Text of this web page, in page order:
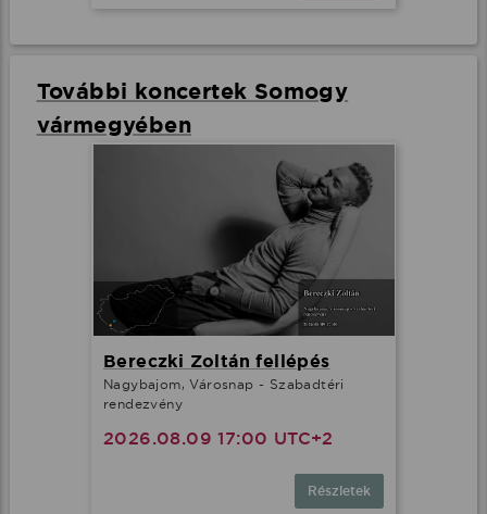
További koncertek Somogy
vármegyében
Bereczki Zoltán fellépés
Nagybajom, Városnap - Szabadtéri
rendezvény
2026.08.09 17:00 UTC+2
Részletek